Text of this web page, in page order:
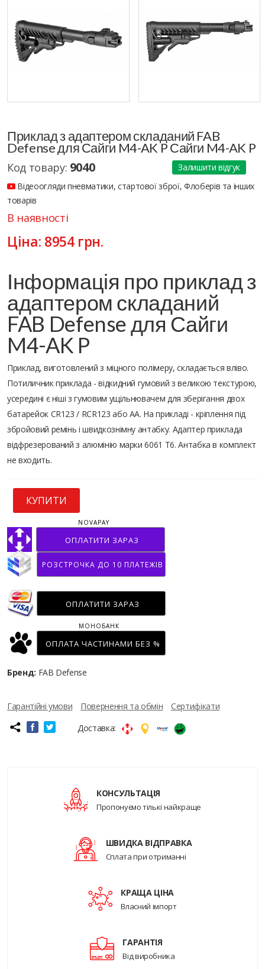
Приклад з адаптером складаний FAB
Defense для Сайги M4-AK P Сайги M4-AK P
Код товару: 9040
Залишити відгук
Відеоогляди пневматики, стартової зброї, Флоберів та інших
товарів
В наявності
Ціна: 8954грн.
Інформація про приклад з
адаптером складаний
FAB Defense для Сайги
M4-AK P
Приклад, виготовлений з міцного полімеру, складається вліво.
Потиличник приклада - відкидний гумовий з великою текстурою,
усередині є ніші з гумовим ущільнювачем для зберігання двох
батарейок CR123 / RCR123 або АА. На прикладі - кріплення під
збройовий ремінь і швидкознімну антабку. Адаптер приклада
відфрезерований з алюмінію марки 6061 Т6. Антабка в комплект
не входить.
КУПИТИ
ОПЛАТИТИ ЗАРАЗ
NOVAPAY
РОЗСТРОЧКА ДО 10 ПЛАТЕЖІВ
ОПЛАТИТИ ЗАРАЗ
ОПЛАТА ЧАСТИНАМИ БЕЗ %
МОНОБАНК
Бренд: FAB Defense
Гарантійні умови Повернення та обмін
Сертифікати
Доставка:
КОНСУЛЬТАЦІЯ
Пропонуємо тількі найкраще
ШВИДКА ВІДПРАВКА
Сплата при отриманні
КРАЩА ЦІНА
Власний імпорт
ГАРАНТІЯ
Від виробника